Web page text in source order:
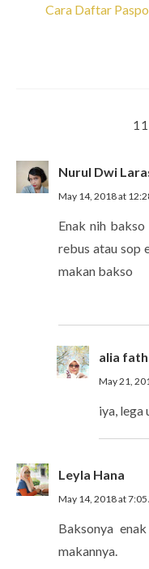
Cara Daftar
Nurul Dwi
May 14, 2018 at
Enak nih
rebus atau sop
makan bakso
alia
May 21,
iya, lega
Leyla Hana
May 14, 2018 at 7:05
Baksonya
makannya.